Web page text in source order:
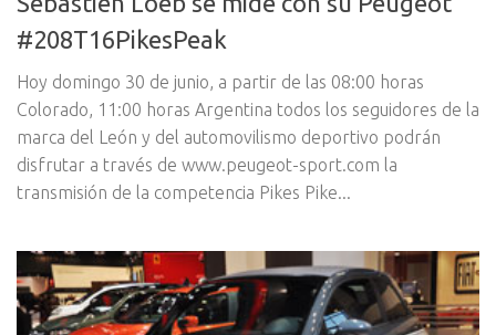
#208T16PikesPeak
Hoy domingo 30 de junio, a partir de las 08:00 horas
Colorado, 11:00 horas Argentina todos los seguidores de la
marca del León y del automovilismo deportivo podrán
disfrutar a través de www.peugeot-sport.com la
transmisión de la competencia Pikes Pike...